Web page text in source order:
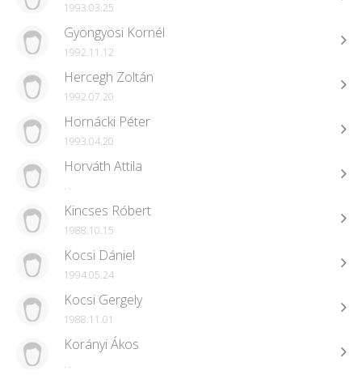
1993.03.25
Gyöngyösi Kornél
1992.11.12
Hercegh Zoltán
1992.07.20
Hornácki Péter
1993.04.20
Horváth Attila
. .
Kincses Róbert
1988.10.15
Kocsi Dániel
1994.05.24
Kocsi Gergely
1988.11.01
Korányi Ákos
. .